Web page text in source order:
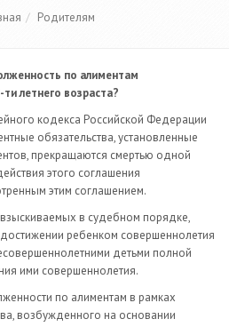
Родителям
по алиментам
летнего возраста?
кодекса Российской Федерации
обязательства, установленные
прекращаются смертью одной
этого соглашения
этим соглашением.
в судебном порядке,
ребенком совершеннолетия
детьми полной
ими совершеннолетия.
по алиментам в рамках
возбужденного на основании